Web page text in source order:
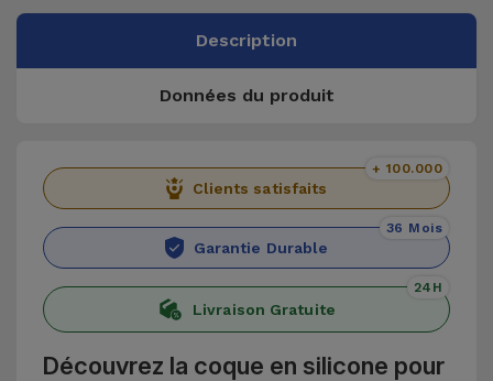
Description
Données du produit
Clients satisfaits
+ 100.000
Garantie Durable
36 Mois
Livraison Gratuite
24H
Découvrez la coque en silicone pour